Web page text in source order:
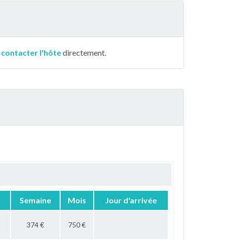
contacter l'hôtedirectement.
Semaine Mois Jour d'arrivée
374 € 750 €